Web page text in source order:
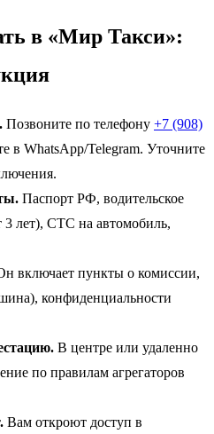
в «Мир Такси»:
Позвоните по телефону +7 (908)
в WhatsApp/Telegram. Уточните
Паспорт РФ, водительское
3 лет), СТС на автомобиль,
включает пункты о комиссии,
конфиденциальности
В центре или удаленно
по правилам агрегаторов
Вам откроют доступ в